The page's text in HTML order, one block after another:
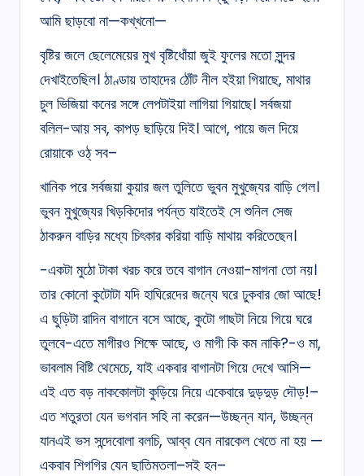
আমি ছাড়বো না—কখ্‌খনো—
বৃষ্টির জলে ছেলেমেয়ের মুখ বৃষ্টিধোঁয়া জুই ফুলের মতো সুন্দর
দেখাইতেছিল। ঠাণ্ডায় তাহাদের ঠোঁট নীল হইয়া গিয়াছে, মাথার
চুল ভিজিয়া কনের সঙ্গে লেপটাইয়া লাগিয়া গিয়াছে। সর্বজয়া
বলিল-আয় সব, কাপড় ছাড়িয়ে দিই। আগে, পায়ে জল দিয়ে
রোয়াকে ওঠ্‌ সব–
খানিক পরে সর্বজয়া কুয়ার জল তুলিতে ভুবন মুখুজ্যের বাড়ি গেল।
ভুবন মুখুজ্যের খিড়কিদোর পর্যন্ত যাইতেই সে শুনিল সেজ
ঠাকরুন বাড়ির মধ্যে চিৎকার করিয়া বাড়ি মাথায় করিতেছেন।
-একটা মুঠো টাকা খরচ করে তবে বাগান নেওয়া-মাগনা তো নয়।
তার কোনো কুটোটা যদি হাঘিরেদের জন্যে ঘরে ঢুকবার জো আছে!
এ ছুড়িটা রাদিন বাগানে বসে আছে, কুটো গাছটা নিয়ে গিয়ে ঘরে
তুলবে-এতে মাগীরও শিক্ষে আছে, ও মাগী কি কম নাকি?-ও মা,
ভাবলাম বিষ্টি থেমেচে, যাই একবার বাগানটা গিয়ে দেখে আসি—
এই এত বড় নাককোলটা কুড়িয়ে নিয়ে একেবারে দুড়দুড় দৌড়!–
এত শতুরতা যেন ভগবান সহি না করেন—উচ্ছন্ন যান, উচ্ছন্ন
যানএই ভস সন্দেবোলা বলচি, আব্ব যেন নারকেল খেতে না হয় —
একবাব শিগগির যেন ছাতিমতলা–সই হন–